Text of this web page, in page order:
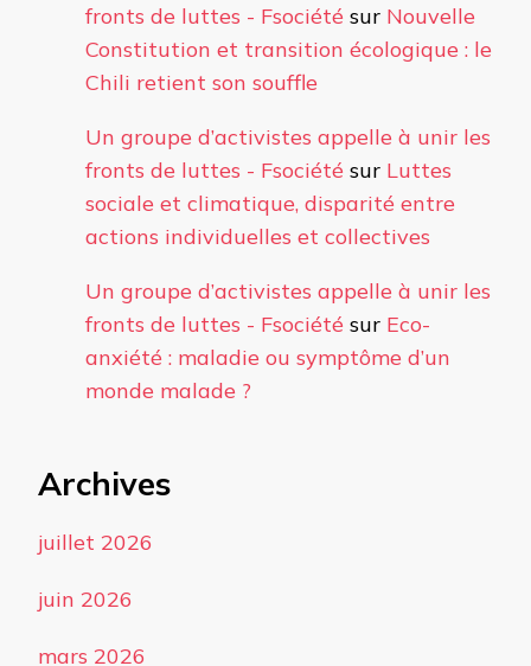
fronts de luttes - Fsociété sur Nouvelle
Constitution et transition écologique : le
Chili retient son souffle
Un groupe d’activistes appelle à unir les
fronts de luttes - Fsociété sur Luttes
sociale et climatique, disparité entre
actions individuelles et collectives
Un groupe d’activistes appelle à unir les
fronts de luttes - Fsociété sur Eco-
anxiété : maladie ou symptôme d’un
monde malade ?
Archives
juillet 2026
juin 2026
mars 2026